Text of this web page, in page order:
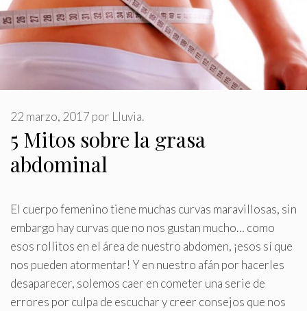
5 Mitos sobre la grasa
abdominal
22 marzo, 2017 por Lluvia.
El cuerpo femenino tiene muchas curvas maravillosas, sin
embargo hay curvas que no nos gustan mucho… como
esos rollitos en el área de nuestro abdomen, ¡esos sí que
nos pueden atormentar! Y en nuestro afán por hacerles
desaparecer, solemos caer en cometer una serie de
errores por culpa de escuchar y creer consejos que nos